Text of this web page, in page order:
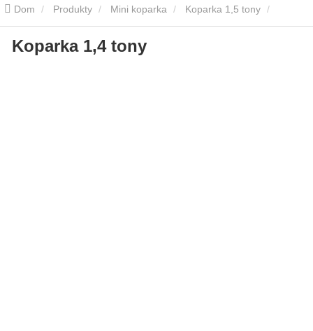
Dom Produkty Mini koparka Koparka 1,5 tony
Koparka 1,4 tony
Koparka 1,4 tony